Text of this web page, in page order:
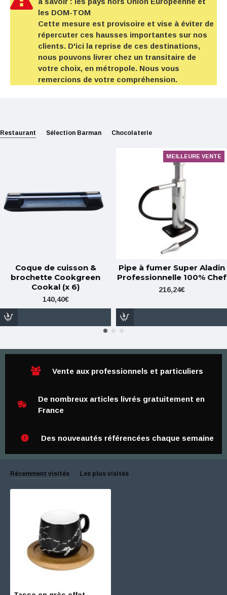
les DOM-TOM
Cette mesure est provisoire et vise à éviter de
répercuter ces hausses importantes sur nos
clients. D'ici la reprise de ces destinations,
nous pouvons livrer chez un transitaire de
votre choix, en métropole. Nous vous
remercions de votre compréhension.
Restaurant Sélection Barman Chocolaterie
Coque de cuisson &
brochette Cookgreen
Cookal (x 6)
140,40€
MEILLEURE VENTE
Pipe à fumer Super Aladin
Professionnelle 100% Chef
216,24€
Vente aux professionnels et particuliers
De nombreux articles livrés gratuitement en
France
Des nouveautés référencées chaque semaine
Récemment visités Les plus visités